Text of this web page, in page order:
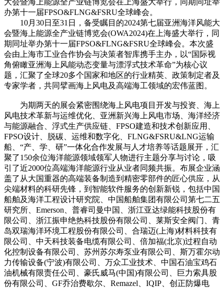
办第十一届FPSO&FLNG&FSRU全球峰会。
10月30日至31日，备受瞩目的2024第七届亚洲海洋风能大
会暨海上能源全产业链博览会(OWA2024)在上海盛大举行，同
期同址举办第十一届FPSO&FLNG&FSRU全球峰会。本次盛
会由上海市工业合作协会与决策者智库携手主办，以“国际视
角俯瞰亚洲海上风能动态变量与漂浮式技术革命”为核心议
题，汇聚了全球20多个国家和地区的行业精英、政策制定者及
专家学者，共同擘画海上风电及高端海工领域的宏伟蓝图。
为期两天的展会紧密围绕海上风电项目开发与投资、海上
风电技术革新与运维优化、亚洲新兴海上风电市场、海洋经济
与能源融合、浮式生产供应链、FPSO建造和技术创新应用、
FPSO设计、脱碳、运维和数字化、FLNG&FSRU&LNG运输
船、“产、学、研”一体化合作发展与人才培养等话题展开，汇
聚了150余位海洋能源领域领军人物进行主题分享与讨论，吸
引了近2000位高端海洋能源行业从业者同频共振。布展企业涵
盖了从大国重器的高端装备制造到精密零部件的匠心供应，从
尖端材料的科研先锋，到智能软件服务的创新新锐，包括中国
船舶及海洋工程设计研究院、中国船舶集团有限公司第七二五
研究所、Emerson、普睿司曼中国、浙江亚达绿能科技股份有
限公司、浙江振申绝热科技股份有限公司、莱斯安全阀门、青
岛双瑞海洋环境工程股份有限公司、合瑞迈(上海)材料科技有
限公司、中天科技装备电缆有限公司、倍加福(北京)过程自动
化控制设备有限公司、苏州苏尔寿泵业有限公司、斯万霍尔动
力传输设备(宁波)有限公司、万众工业技术、中国石油宝鸡石
油机械有限责任公司、豪氏威马(中国)有限公司、巨力索具股
份有限公司、GF乔治费歇尔、Remazel、IQIP、创正防爆电